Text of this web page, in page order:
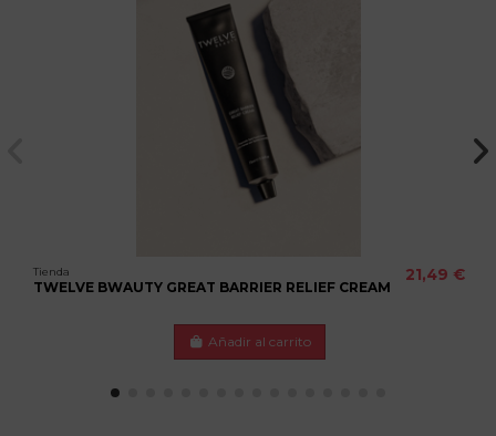
Tienda
TWELVE BWAUTY GREAT BARRIER RELIEF CREAM
21,49 €
Añadir al carrito